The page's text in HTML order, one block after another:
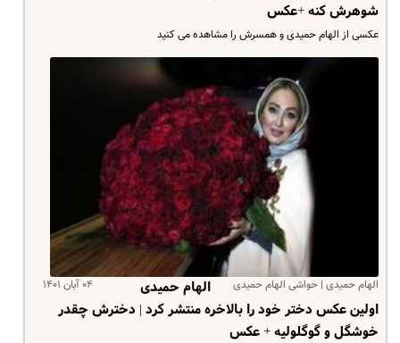
شوهرش کنه +عکس
عکسی از الهام حمیدی و همسرش را مشاهده می کنید
الهام حمیدی | حواشی الهام حمیدی ۰۴ آبان ۱۴۰۱
الهام حمیدی
اولین عکس دختر خود را بالاخره منتشر کرد | دخترش چقدر
خوشگل و گوگلولیه + عکس